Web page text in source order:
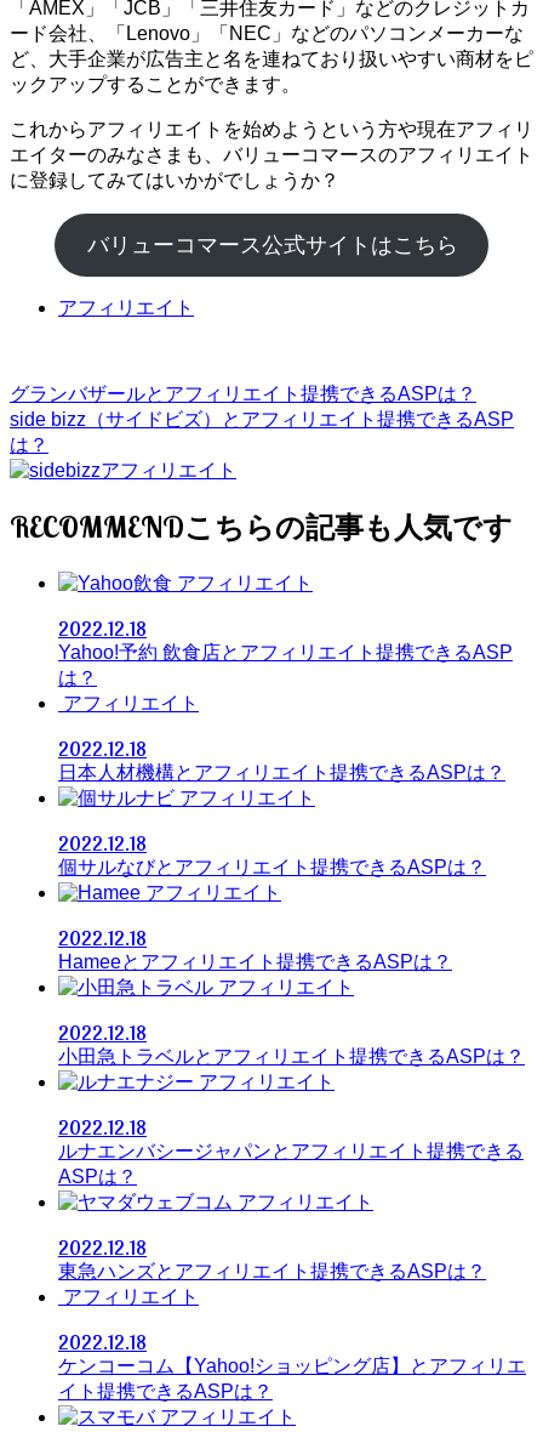
「AMEX」「JCB」「三井住友カード」などのクレジットカ
ード会社、「Lenovo」「NEC」などのパソコンメーカーな
ど、大手企業が広告主と名を連ねており扱いやすい商材をピ
ックアップすることができます。
これからアフィリエイトを始めようという方や現在アフィリ
エイターのみなさまも、バリューコマースのアフィリエイト
に登録してみてはいかがでしょうか？
バリューコマース公式サイトはこちら
アフィリエイト
グランバザールとアフィリエイト提携できるASPは？
side bizz（サイドビズ）とアフィリエイト提携できるASP
は？
RECOMMEND
アフィリエイト
2022.12.18
Yahoo!予約 飲食店とアフィリエイト提携できるASP
は？
アフィリエイト
2022.12.18
日本人材機構とアフィリエイト提携できるASPは？
アフィリエイト
2022.12.18
個サルなびとアフィリエイト提携できるASPは？
アフィリエイト
2022.12.18
Hameeとアフィリエイト提携できるASPは？
アフィリエイト
2022.12.18
小田急トラベルとアフィリエイト提携できるASPは？
アフィリエイト
2022.12.18
ルナエンバシージャパンとアフィリエイト提携できる
ASPは？
アフィリエイト
2022.12.18
東急ハンズとアフィリエイト提携できるASPは？
アフィリエイト
2022.12.18
ケンコーコム【Yahoo!ショッピング店】とアフィリエ
イト提携できるASPは？
アフィリエイト